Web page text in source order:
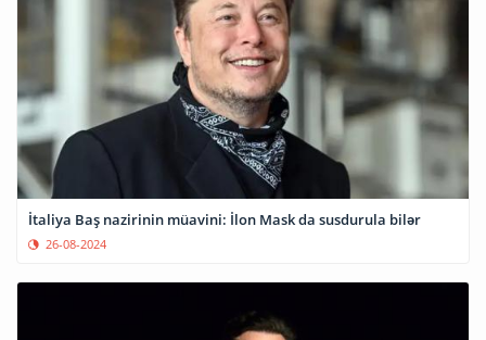
İtaliya Baş nazirinin müavini: İlon Mask da susdurula bilər
26-08-2024